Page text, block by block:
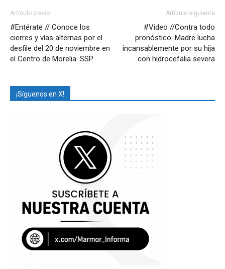
Artículo previo
#Entérate // Conoce los
cierres y vías alternas por el
desfile del 20 de noviembre en
el Centro de Morelia: SSP
Artículo siguiente
#Video //Contra todo
pronóstico: Madre lucha
incansablemente por su hija
con hidrocefalia severa
¡Síguenos en X!